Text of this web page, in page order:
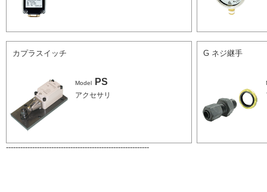
カプラスイッチ
Model PS
アクセサリ
G ネジ継手
------------------------------------------------------------